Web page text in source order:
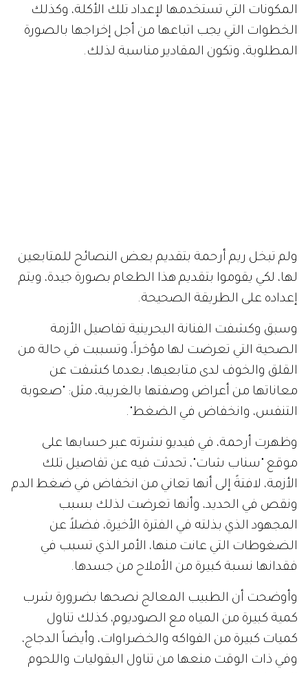
المكونات التي تستخدمها لإعداد تلك الأكلة، وكذلك
الخطوات التي يجب اتباعها من أجل إخراجها بالصورة
المطلوبة، وتكون المقادير مناسبة لذلك.
ولم تبخل ريم أرحمة بتقديم بعض النصائح للمتابعين
لها، لكي يقوموا بتقديم هذا الطعام بصورة جيدة، ويتم
إعداده على الطريقة الصحيحة.
وسبق وكشفت الفنانة البحرينية تفاصيل الأزمة
الصحية التي تعرضت لها مؤخراً، وتسببت في حالة من
القلق والخوف لدى متابعيها، بعدما كشفت عن
معاناتها من أعراض وصفتها بالغريبة، مثل: "صعوبة
التنفس، وانخفاض في الضغط".
وظهرت أرحمة، في فيديو نشرته عبر حسابها على
موقع "سناب شات"، تحدثت فيه عن تفاصيل تلك
الأزمة، لافتةً إلى أنها تعاني من انخفاض في ضغط الدم
ونقص في الحديد، وأنها تعرضت لذلك بسبب
المجهود الذي بذلته في الفترة الأخيرة، فضلاً عن
الضغوطات التي عانت منها، الأمر الذي تسبب في
فقدانها نسبة كبيرة من الأملاح من جسدها.
وأوضحت أن الطبيب المعالج نصحها بضرورة شرب
كمية كبيرة من المياه مع الصوديوم، كذلك تناول
كميات كبيرة من الفواكه والخضراوات، وأيضاً الدجاج،
وفي ذات الوقت منعها من تناول البقوليات واللحوم